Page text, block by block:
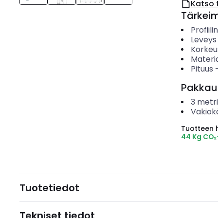
Katso
Leveys
Pituus
3 metri
Tuotteen
44 Kg
Tuotetiedot